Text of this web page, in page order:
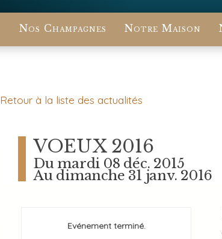
Nos Champagnes Notre Maison
Retour à la liste des actualités
VOEUX 2016
Du mardi 08 déc. 2015
Au dimanche 31 janv. 2016
Evénement terminé.